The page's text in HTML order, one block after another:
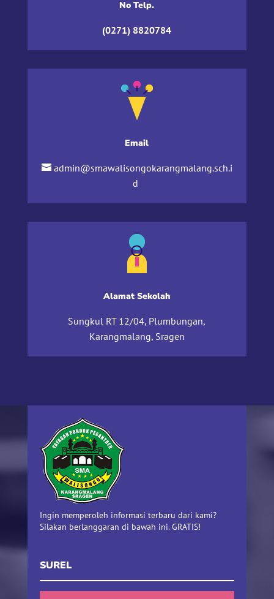
No Telp.
(0271) 8820784
Email
admin@smawalisongokarangmalang.sch.i
d
Alamat Sekolah
Sungkul RT 12/04, Plumbungan,
Karangmalang, Sragen
Ingin memperoleh informasi terbaru dari kami?
Silakan berlanggaran di bawah ini. GRATIS!